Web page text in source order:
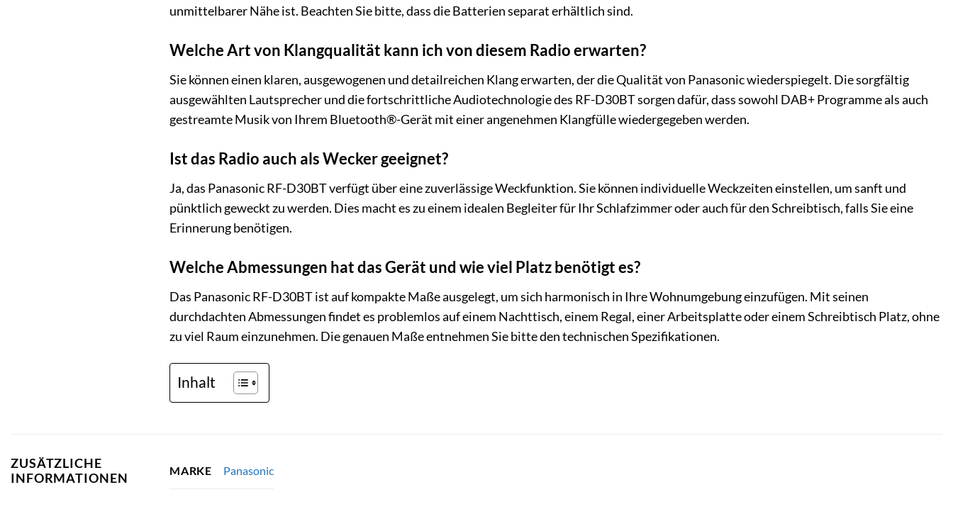
unmittelbarer Nähe ist. Beachten Sie bitte, dass die Batterien separat erhältlich sind.
Welche Art von Klangqualität kann ich von diesem Radio erwarten?
Sie können einen klaren, ausgewogenen und detailreichen Klang erwarten, der die Qualität von Panasonic wiederspiegelt. Die sorgfältig
ausgewählten Lautsprecher und die fortschrittliche Audiotechnologie des RF-D30BT sorgen dafür, dass sowohl DAB+ Programme als auch
gestreamte Musik von Ihrem Bluetooth®-Gerät mit einer angenehmen Klangfülle wiedergegeben werden.
Ist das Radio auch als Wecker geeignet?
Ja, das Panasonic RF-D30BT verfügt über eine zuverlässige Weckfunktion. Sie können individuelle Weckzeiten einstellen, um sanft und
pünktlich geweckt zu werden. Dies macht es zu einem idealen Begleiter für Ihr Schlafzimmer oder auch für den Schreibtisch, falls Sie eine
Erinnerung benötigen.
Welche Abmessungen hat das Gerät und wie viel Platz benötigt es?
Das Panasonic RF-D30BT ist auf kompakte Maße ausgelegt, um sich harmonisch in Ihre Wohnumgebung einzufügen. Mit seinen
durchdachten Abmessungen findet es problemlos auf einem Nachttisch, einem Regal, einer Arbeitsplatte oder einem Schreibtisch Platz, ohne
zu viel Raum einzunehmen. Die genauen Maße entnehmen Sie bitte den technischen Spezifikationen.
Inhalt
ZUSÄTZLICHE
INFORMATIONEN
MARKE Panasonic